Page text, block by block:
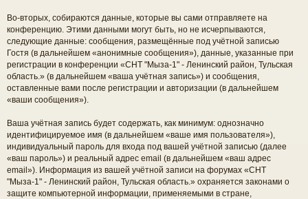
Во-вторых, собираются данные, которые вы сами отправляете на
конференцию. Этими данными могут быть, но не исчерпываются,
следующие данные: сообщения, размещённые под учётной записью
Гостя (в дальнейшем «анонимные сообщения»), данные, указанные при
регистрации в конференции «СНТ "Мыза-1" - Ленинский район, Тульская
область.» (в дальнейшем «ваша учётная запись») и сообщения,
оставленные вами после регистрации и авторизации (в дальнейшем
«ваши сообщения»).
Ваша учётная запись будет содержать, как минимум: однозначно
идентифицируемое имя (в дальнейшем «ваше имя пользователя»),
индивидуальный пароль для входа под вашей учётной записью (далее
«ваш пароль») и реальный адрес email (в дальнейшем «ваш адрес
email»). Информация из вашей учётной записи на форумах «СНТ
"Мыза-1" - Ленинский район, Тульская область.» охраняется законами о
защите компьютерной информации, применяемыми в стране,